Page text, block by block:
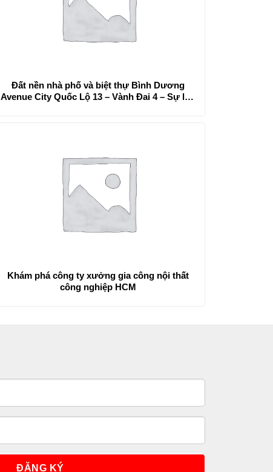
Đất nền nhà phố và biệt thự Bình Dương
Avenue City Quốc Lộ 13 – Vành Đai 4 – Sự lựa
Khám phá công ty xưởng gia công nội thất
công nghiệp HCM